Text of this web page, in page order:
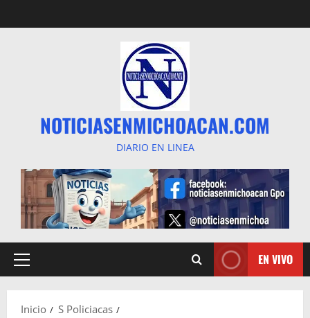
al
NOTICIASENMICHOACAN.COM
DIARIO EN LINEA
Menú
EN VIVO
Inicio
S Policiacas